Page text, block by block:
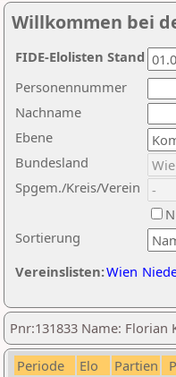
Willkommen bei
Nachname
Ebene
Sortierung
Personennummer
Bundesland
Spgem./Kreis/Verein
Vereinslisten:Wien
FIDE-Elolisten Stand
Pnr:131833 Name: Florian
Periode Elo Partien